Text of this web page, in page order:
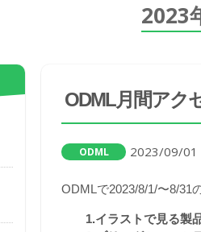
2023
ODML月間アク
ODML 2023/09/01
ODMLで2023/8/1/〜8/31
1.イラストで見る製